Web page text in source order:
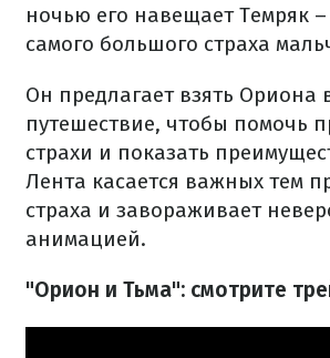
ночью его навещает Темряк
самого большого страха
Он предлагает взять Ориона
путешествие, чтобы помочь
страхи и показать
Лента касается важных тем
страха и завораживает
анимацией.
"Орион и Тьма": смотрите